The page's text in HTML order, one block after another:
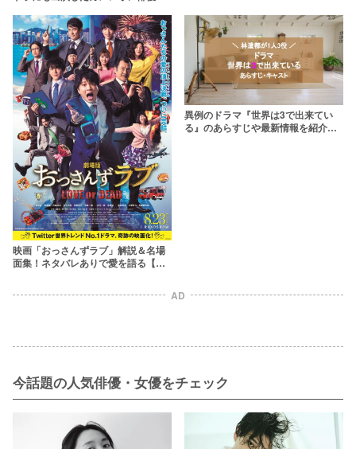
映画「おっさんずラブ」解説＆名場
面集！ネタバレありで愛を語る【キ
異例のドラマ『世界は3で出来てい
る』のあらすじや最新情報を紹介！
AD
今話題の人気俳優・女優をチェック